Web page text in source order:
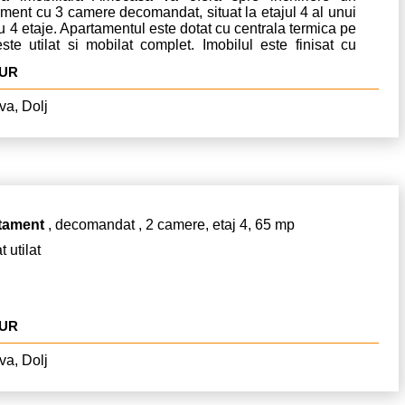
cu 3 camere decomandat, situat la etajul 4 al unui
4 etaje. Apartamentul este dotat cu centrala termica pe
utilat si mobilat complet. Imobilul este finisat cu
aragaz, frigider, masina de spalat si tv. Apartamentul
si de o boxa! In vederea inchirierii se solicita o luna
o luna garantie si comisionul agentiei in cuantum de
va rugam apelati numarul de telefon & whatsapp:
Dolj
, decomandat , 2 camere, etaj 4, 65 mp
utilat
Dolj